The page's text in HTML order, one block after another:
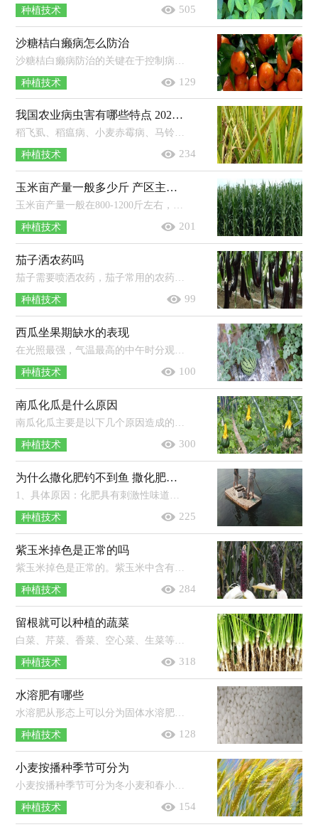
种植技术 505
沙糖桔白癞病怎么防治
种植技术 129
我国农业病虫害有哪些特点 2021年农业发展趋势
稻飞虱、稻瘟病、小麦赤霉病、马铃薯晚疫病等重大病虫害频繁发生。草地贪夜蛾、黏虫、飞蝗、稻纵卷叶螟、草地螟等迁飞性的害虫此...
种植技术 234
玉米亩产量一般多少斤 产区主要分布在哪？
玉米亩产量一般在800-1200斤左右，但像地理环境、品种、栽培管理技术等因素都会影响产量，一般光热条件好、优质丰产抗病品种、规范化...
种植技术 201
茄子洒农药吗
茄子需要喷洒农药，茄子常用的农药有：杀稗王、杀虫丹以及精异丙甲草胺等。使用农药时应严格按照说明书使用，注意药物的浓度以及对应的...
种植技术 99
西瓜坐果期缺水的表现
在光照最强，气温最高的中午时分观察西瓜植株叶片，若叶片萎蔫过早，萎蔫时间偏长且恢复较慢，说明缺水，若叶片萎蔫但很快就可以恢复，说明不...
种植技术 100
南瓜化瓜是什么原因
南瓜化瓜主要是以下几个原因造成的：主要原因是花期气温不适，而不适的温度条件会导致南瓜的授粉结瓜受到很严重影响；次要原因是在南瓜...
种植技术 300
为什么撒化肥钓不到鱼 撒化肥三天下雨有效吗
1、具体原因：化肥具有刺激性味道，撒入水中后鱼在短时间内难以适应，使得开口情况不佳。2、处理方法：选择在下雨天气去垂钓，或用增氧剂打...
种植技术 225
紫玉米掉色是正常的吗
紫玉米掉色是正常的。紫玉米中含有花青素，当它在水中被烹煮的时候其花青素就会被分解出来，从而将水染成了紫色，但这并不会影响到它的...
种植技术 284
留根就可以种植的蔬菜
种植技术 318
水溶肥有哪些
种植技术 128
小麦按播种季节可分为
种植技术 154